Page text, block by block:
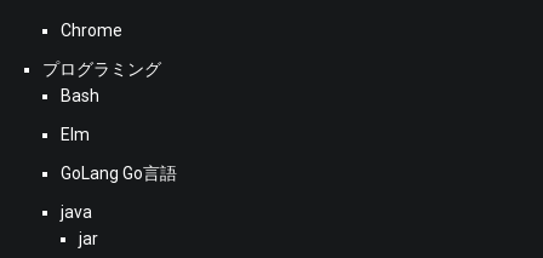
Chrome
プログラミング
Bash
Elm
GoLang Go言語
java
jar